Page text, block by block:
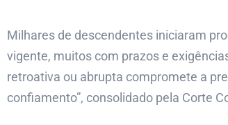
Milhares de descendentes iniciaram
vigente, muitos com prazos e
retroativa ou abrupta compromete a
confiamento”, consolidado pela Corte